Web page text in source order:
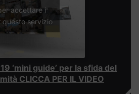
accettare i
questo servizio
‘mini guide’ per la sfida del
CLICCA PER IL VIDEO